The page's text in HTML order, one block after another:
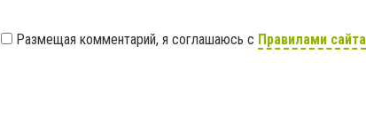
Размещая комментарий, я соглашаюсь с Правилами сайта